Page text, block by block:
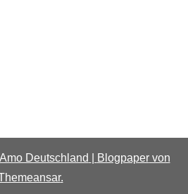
Deutschland Blogpapervon
.